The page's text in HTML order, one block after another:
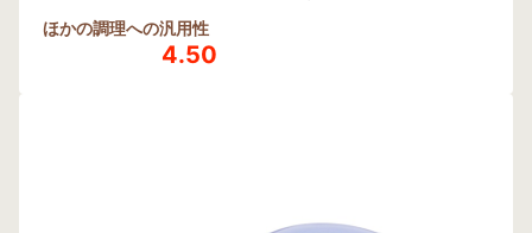
ほかの調理への汎用性
4.50